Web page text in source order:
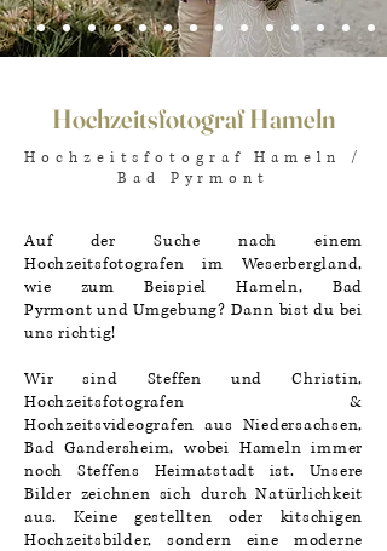
Hochzeitsfotograf Hameln
Hochzeitsfotograf Hameln /
Bad Pyrmont
Auf der Suche nach einem
Hochzeitsfotografen im Weserbergland,
wie zum Beispiel Hameln, Bad
Pyrmont und Umgebung? Dann bist du bei
uns richtig!
Wir sind Steffen und Christin,
Hochzeitsfotografen &
Hochzeitsvideografen aus Niedersachsen,
Bad Gandersheim, wobei Hameln immer
noch Steffens Heimatstadt ist. Unsere
Bilder zeichnen sich durch Natürlichkeit
aus. Keine gestellten oder kitschigen
Hochzeitsbilder, sondern eine moderne